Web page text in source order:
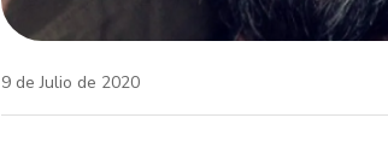
9 de Julio de 2020